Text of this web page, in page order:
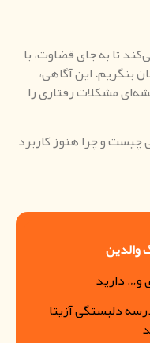
تا به جای قضاوت، با
بنگریم. این آگاهی،
مشکلات رفتاری را
چیست و چرا هنوز کاربرد
والدین
و… دارید
دلبستگی آزیتا